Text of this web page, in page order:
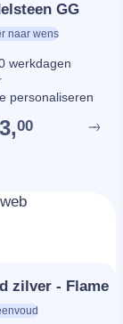
GG
naar wens
werkdagen
personaliseren
00
zilver - Flame